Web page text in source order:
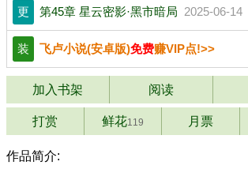
更 第45章 星云密影·黑市暗局 2025-06-14
装 飞卢小说(安卓版)免费赚VIP点!>>
加入书架 阅读
打赏 鲜花119 月票
作品简介: